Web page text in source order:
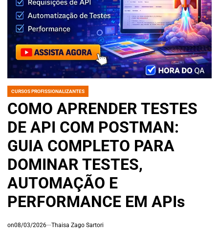
POSTED
CURSOS PROFISSIONALIZANTES
COMO APRENDER TESTES
DE API COM POSTMAN:
GUIA COMPLETO PARA
DOMINAR TESTES,
AUTOMAÇÃO E
PERFORMANCE EM APIs
on08/03/2026 Thaisa Zago Sartori